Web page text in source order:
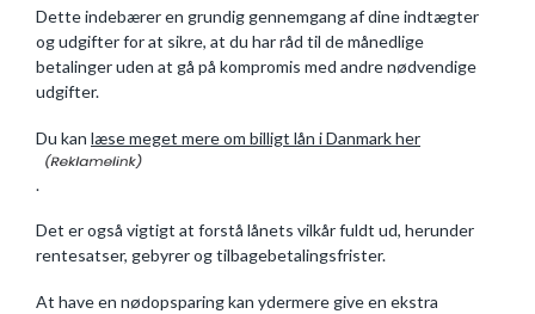
Dette indebærer en grundig gennemgang af dine indtægter
og udgifter for at sikre, at du har råd til de månedlige
betalinger uden at gå på kompromis med andre nødvendige
udgifter.
Du kan læse meget mere om billigt lån i Danmark her
.
Det er også vigtigt at forstå lånets vilkår fuldt ud, herunder
rentesatser, gebyrer og tilbagebetalingsfrister.
At have en nødopsparing kan ydermere give en ekstra